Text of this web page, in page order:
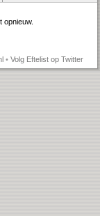
opnieuw.
• Volg Eftelist op Twitter